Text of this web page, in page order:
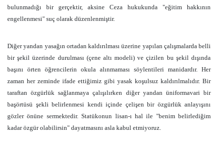
bulunmadığı bir gerçektir, aksine Ceza hukukunda "eğitim hakkının
engellenmesi" suç olarak düzenlenmiştir.
Diğer yandan yasağın ortadan kaldırılması üzerine yapılan çalışmalarda belli
bir şekil üzerinde durulması (çene altı modeli) ve çizilen bu şekil dışında
başını örten öğrencilerin okula alınmaması söylentileri manidardır. Her
zaman her zeminde ifade ettiğimiz gibi yasak koşulsuz kaldırılmalıdır. Bir
taraftan özgürlük sağlanmaya çalışılırken diğer yandan üniformavari bir
başörtüsü şekli belirlenmesi kendi içinde çelişen bir özgürlük anlayışını
gözler önüne sermektedir. Statükonun lisan-ı hal ile "benim belirlediğim
kadar özgür olabilirsin" dayatmasını asla kabul etmiyoruz.